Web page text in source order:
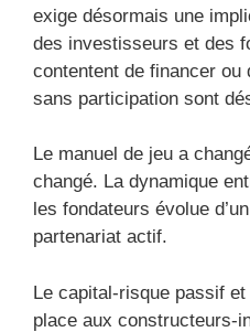
exige désormais une
des investisseurs et des
contentent de financer ou
sans participation sont
Le manuel de jeu a
changé. La dynamique
les fondateurs évolue
partenariat actif.
Le capital-risque passif
place aux constructeurs-